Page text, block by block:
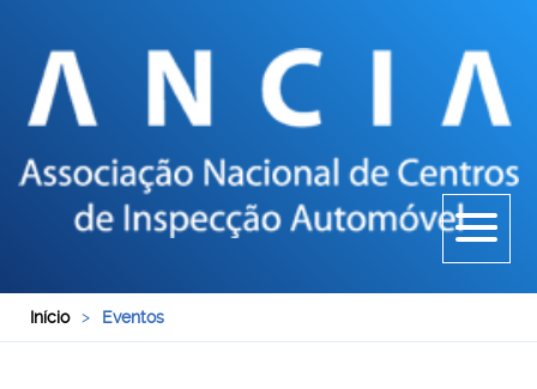
Início > Eventos